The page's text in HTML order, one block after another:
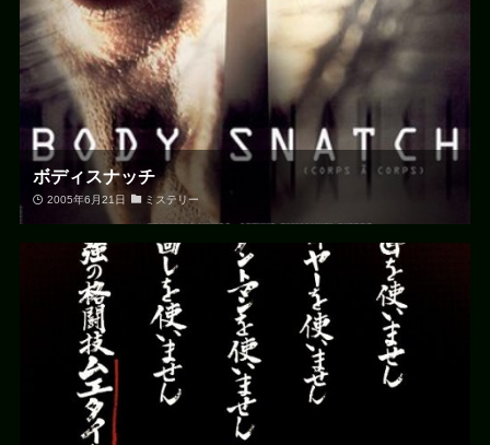
ボディスナッチ
2005年6月21日 ミステリー